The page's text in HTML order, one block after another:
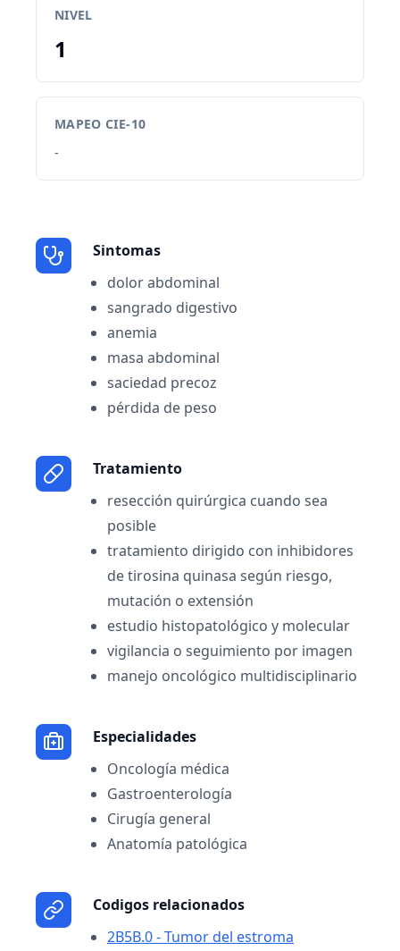
NIVEL
1
MAPEO CIE-10
-
Sintomas
dolor abdominal
sangrado digestivo
anemia
masa abdominal
saciedad precoz
pérdida de peso
Tratamiento
resección quirúrgica cuando sea
posible
tratamiento dirigido con inhibidores
de tirosina quinasa según riesgo,
mutación o extensión
estudio histopatológico y molecular
vigilancia o seguimiento por imagen
manejo oncológico multidisciplinario
Especialidades
Oncología médica
Gastroenterología
Cirugía general
Anatomía patológica
Codigos relacionados
2B5B.0 - Tumor del estroma